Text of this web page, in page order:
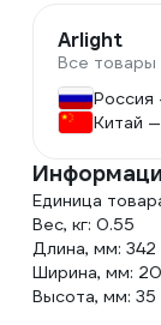
Arlight
Все товары
Россия
Китай
Единица
Вес, кг: 0.55
Длина, мм: 342
Ширина, мм:
Высота, мм: 35